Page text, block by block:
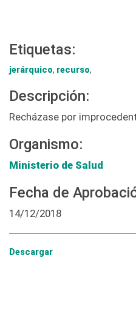
Etiquetas:
jerárquico, recurso,
Descripción:
Recházase por
Organismo:
Ministerio de Salud
Fecha de
14/12/2018
Descargar